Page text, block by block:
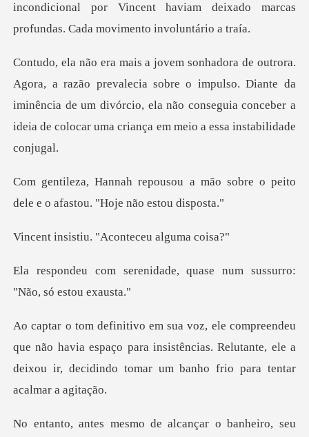
incondicional por Vincent ha
ecia sobre o impulso. Diante da
iminência de um divórcio, ela não conseguia c
a mão sobre o peito
dele e o af
iu. "Aconteceu
dade, quase num sussurro
o havia espaço para insistências. Relutante, ele a
deixou ir,